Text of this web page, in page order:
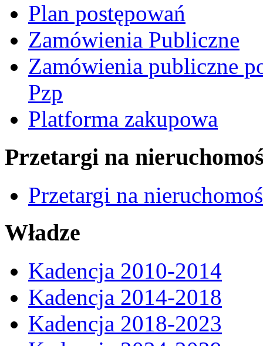
Plan postępowań
Zamówienia Publiczne
Zamówienia publiczne
Pzp
Platforma zakupowa
Przetargi na
Przetargi na
Władze
Kadencja 2010-2014
Kadencja 2014-2018
Kadencja 2018-2023